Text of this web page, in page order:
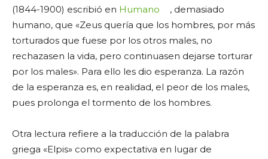
(1844-1900) escribió en Humano
, demasiado
humano, que «Zeus quería que los hombres, por más
torturados que fuese por los otros males, no
rechazasen la vida, pero continuasen dejarse torturar
por los males». Para ello les dio esperanza. La razón
de la esperanza es, en realidad, el peor de los males,
pues prolonga el tormento de los hombres.
Otra lectura refiere a la traducción de la palabra
griega «Elpis» como expectativa en lugar de